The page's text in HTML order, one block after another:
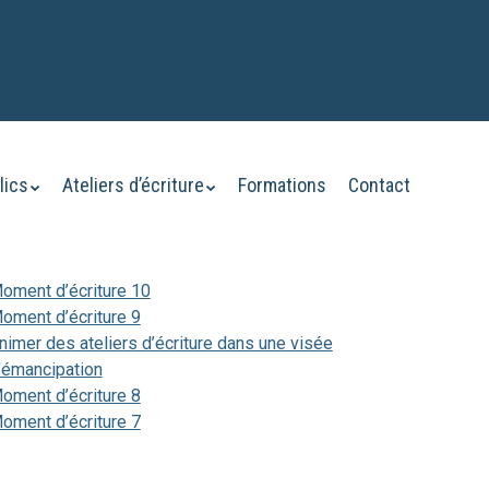
Ateliers d’écriture Formations Contact
d’écriture 10
d’écriture 9
des ateliers d’écriture dans une visée
d’écriture 8
d’écriture 7